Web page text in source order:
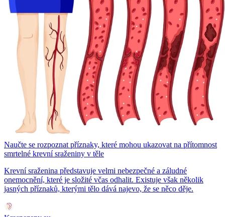
Naučte se rozpoznat příznaky, které mohou ukazovat na přítomnost
smrtelné krevní sraženiny v těle
Krevní sraženina představuje velmi nebezpečné a záludné
onemocnění, které je složité včas odhalit. Existuje však několik
jasných příznaků, kterými tělo dává najevo, že se něco děje.